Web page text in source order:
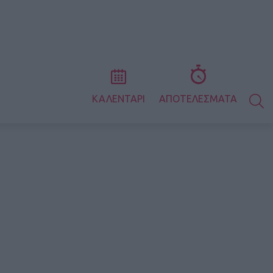
ΚΑΛΕΝΤΑΡΙ ΑΠΟΤΕΛΕΣΜΑΤΑ